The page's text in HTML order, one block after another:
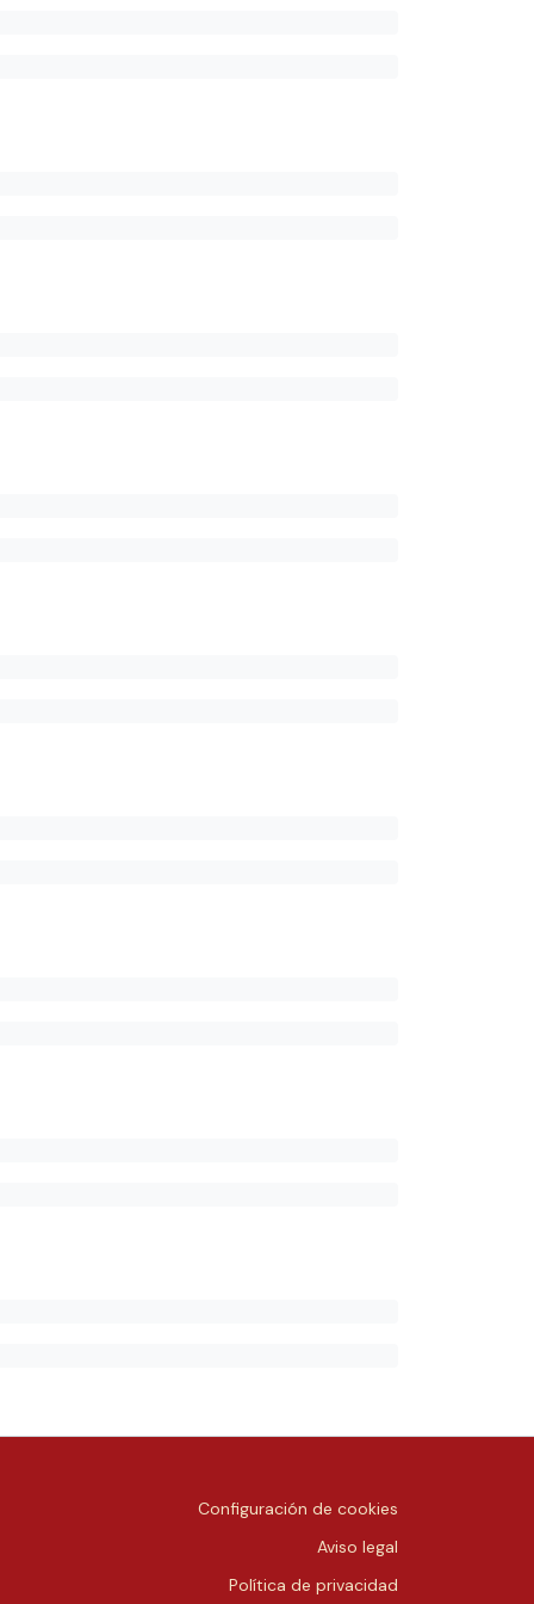
Configuración de cookies
Aviso legal
Política de privacidad